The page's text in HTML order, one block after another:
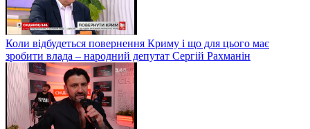
Коли відбудеться повернення Криму і що для цього має
зробити влада – народний депутат Сергій Рахманін